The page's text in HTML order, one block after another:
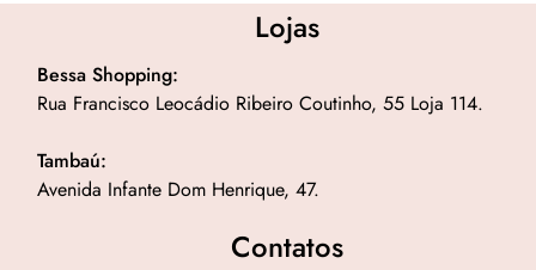
Lojas
Bessa Shopping:
Rua Francisco Leocádio Ribeiro Coutinho, 55 Loja 114.
Tambaú:
Avenida Infante Dom Henrique, 47.
Contatos